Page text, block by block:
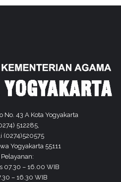
No. 43 A Kota Yogyakarta
512285,
(0274)520575
Yogyakarta 55111
07.30 – 16.00 WIB
– 16.30 WIB